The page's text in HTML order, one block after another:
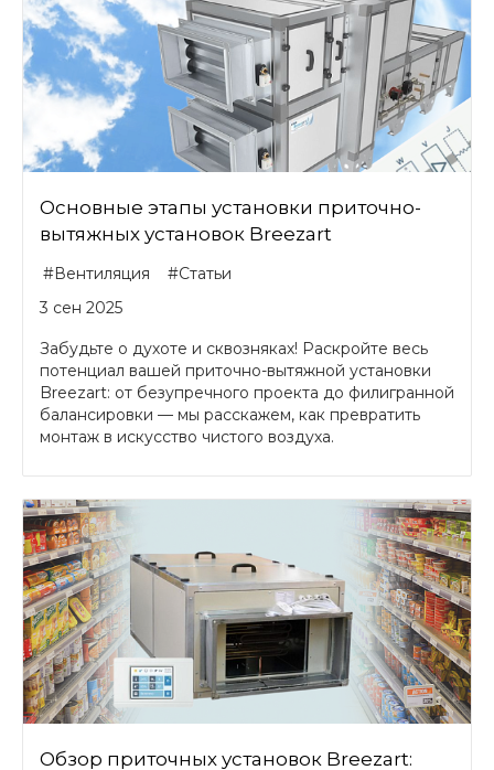
Основные этапы установки приточно-
вытяжных установок Breezart
#Вентиляция
#Статьи
3 сен 2025
Забудьте о духоте и сквозняках! Раскройте весь
потенциал вашей приточно-вытяжной установки
Breezart: от безупречного проекта до филигранной
балансировки — мы расскажем, как превратить
монтаж в искусство чистого воздуха.
Обзор приточных установок Breezart: